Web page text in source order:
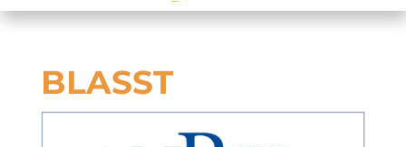
BLASST